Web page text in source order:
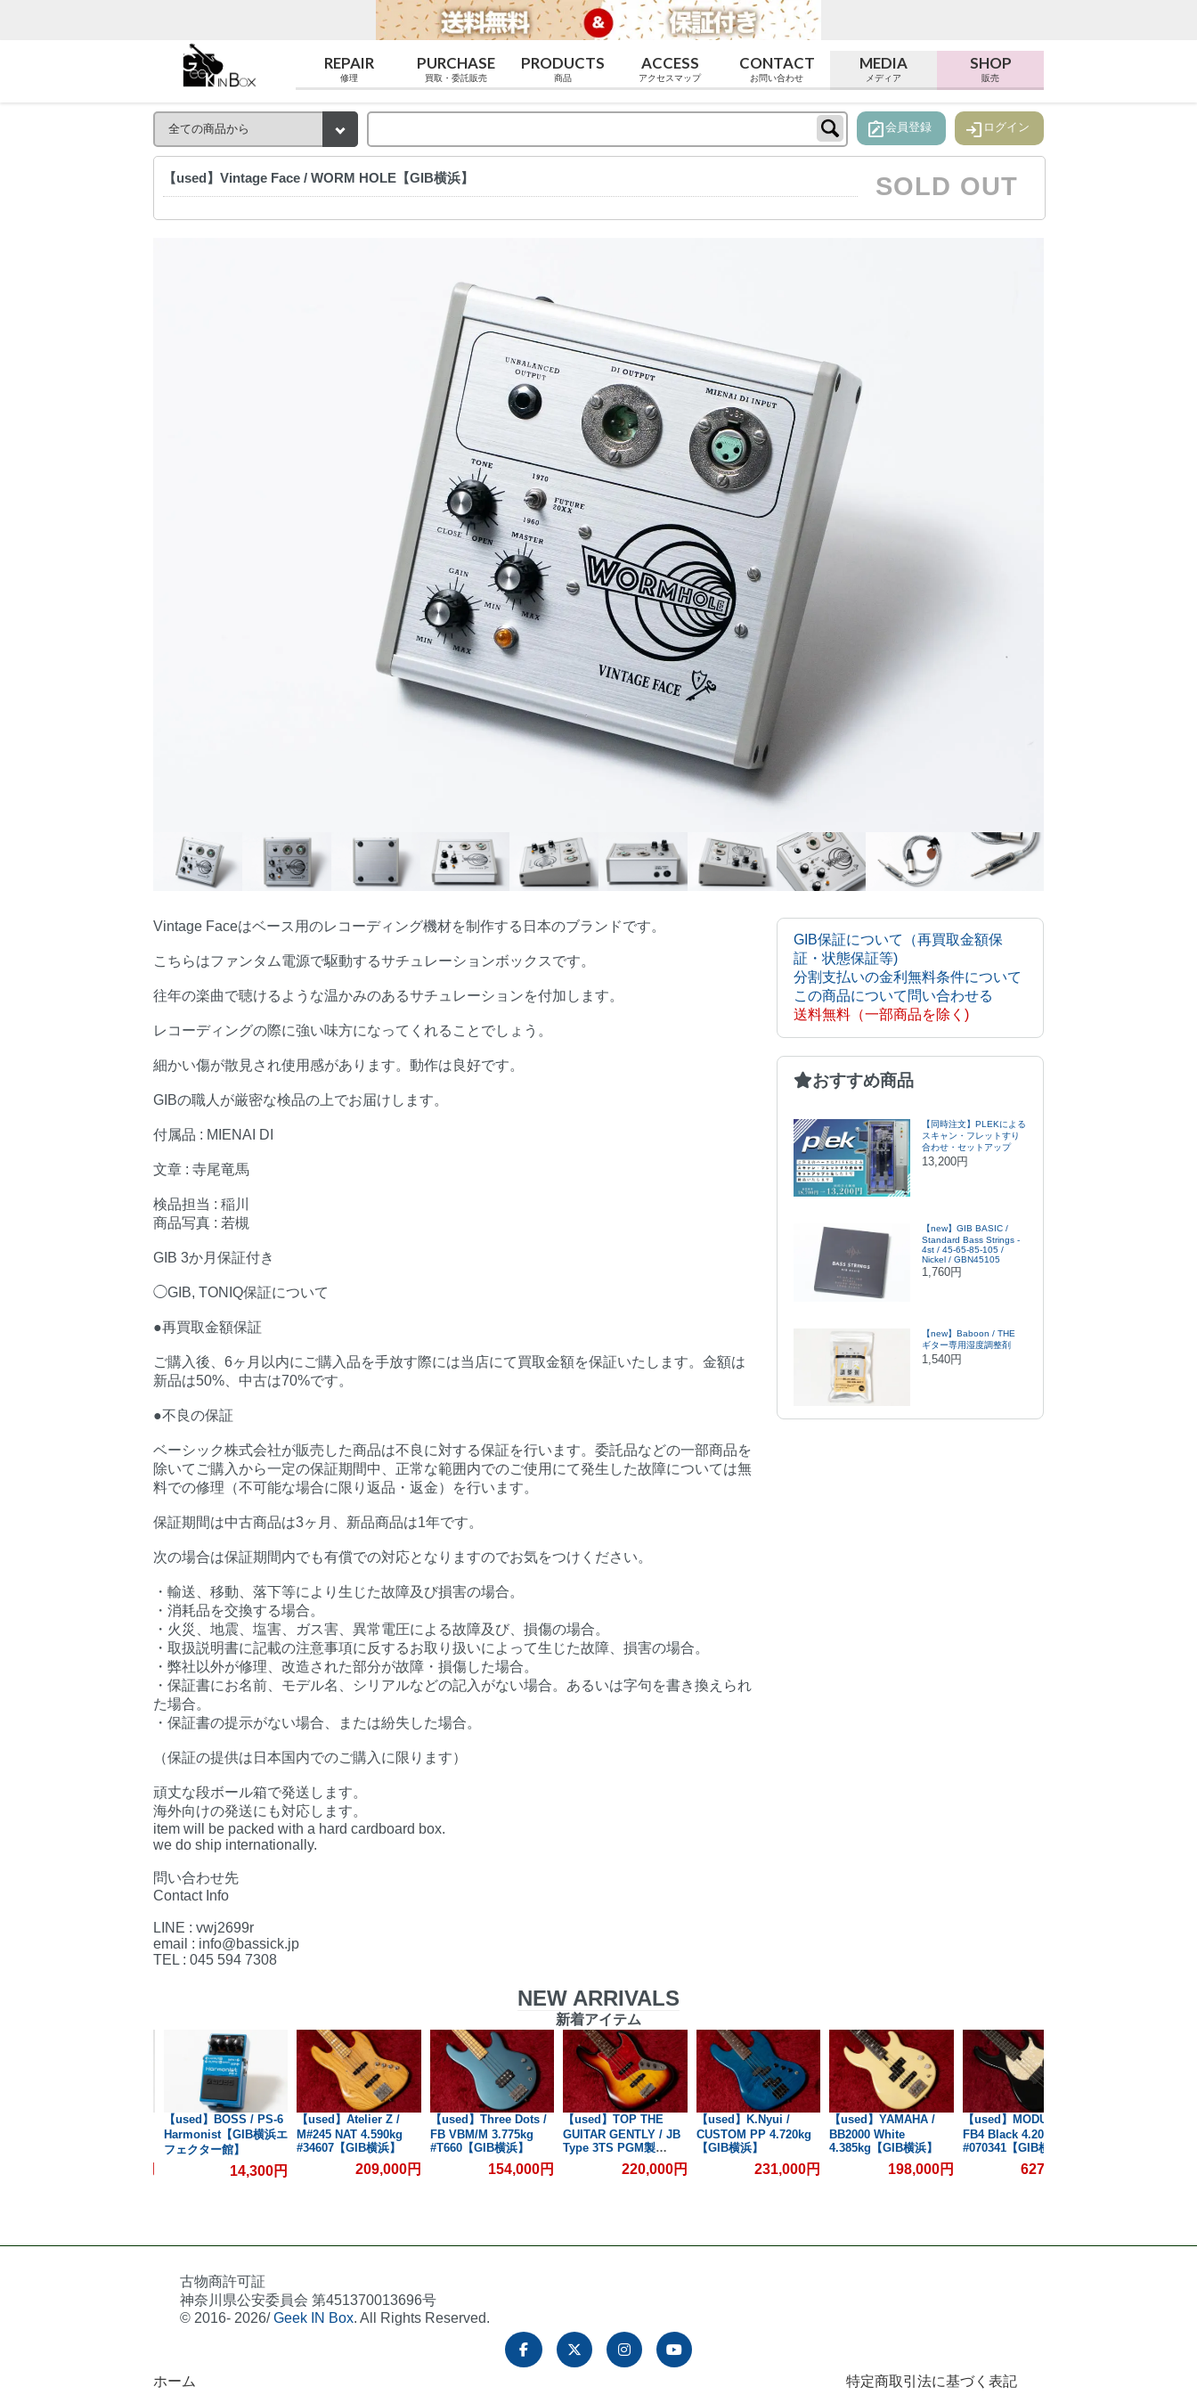
REPAIR
修理
PURCHASE
買取・委託販売
PRODUCTS
商品
ACCESS
アクセスマップ
CONTACT
お問い合わせ
MEDIA
メディア
SHOP
販売
note_alt会員登録 login ログイン
【used】Vintage Face / WORM HOLE【GIB横浜】 SOLD OUT
Vintage Faceはベース用のレコーディング機材を制作する日本のブランドです。
こちらはファンタム電源で駆動するサチュレーションボックスです。
往年の楽曲で聴けるような温かみのあるサチュレーションを付加します。
レコーディングの際に強い味方になってくれることでしょう。
細かい傷が散見され使用感があります。動作は良好です。
GIBの職人が厳密な検品の上でお届けします。
付属品 : MIENAI DI
文章 : 寺尾竜馬
検品担当 : 稲川
商品写真 : 若槻
GIB 3か月保証付き
◯GIB, TONIQ保証について
●再買取金額保証
ご購入後、6ヶ月以内にご購入品を手放す際には当店にて買取金額を保証いたします。金額は
新品は50%、中古は70%です。
●不良の保証
ベーシック株式会社が販売した商品は不良に対する保証を行います。委託品などの一部商品を
除いてご購入から一定の保証期間中、正常な範囲内でのご使用にて発生した故障については無
料での修理（不可能な場合に限り返品・返金）を行います。
保証期間は中古商品は3ヶ月、新品商品は1年です。
次の場合は保証期間内でも有償での対応となりますのでお気をつけください。
・輸送、移動、落下等により生じた故障及び損害の場合。
・消耗品を交換する場合。
・火災、地震、塩害、ガス害、異常電圧による故障及び、損傷の場合。
・取扱説明書に記載の注意事項に反するお取り扱いによって生じた故障、損害の場合。
・弊社以外が修理、改造された部分が故障・損傷した場合。
・保証書にお名前、モデル名、シリアルなどの記入がない場合。あるいは字句を書き換えられ
た場合。
・保証書の提示がない場合、または紛失した場合。
（保証の提供は日本国内でのご購入に限ります）
頑丈な段ボール箱で発送します。
海外向けの発送にも対応します。
item will be packed with a hard cardboard box.
we do ship internationally.
問い合わせ先
Contact Info
LINE : vwj2699r
email : info@bassick.jp
TEL : 045 594 7308
GIB保証について（再買取金額保
証・状態保証等)
分割支払いの金利無料条件について
この商品について問い合わせる
送料無料（一部商品を除く)
おすすめ商品
【同時注文】PLEKによる
スキャン・フレットすり
合わせ・セットアップ
13,200円
【new】GIB BASIC /
Standard Bass Strings -
4st / 45-65-85-105 /
Nickel / GBN45105
1,760円
【new】Baboon / THE
ギター専用湿度調整剤
1,540円
NEW ARRIVALS
新着アイテム
【used】BOSS / PS-6
Harmonist【GIB横浜エ
フェクター館】
14,300円
【used】Atelier Z /
M#245 NAT 4.590kg
#34607【GIB横浜】
209,000円
【used】Three Dots /
FB VBM/M 3.775kg
#T660【GIB横浜】
154,000円
【used】TOP THE
GUITAR GENTLY / JB
Type 3TS PGM製
FingerBoard 4.225kg
220,000円
【used】K.Nyui /
CUSTOM PP 4.720kg
【GIB横浜】
231,000円
【used】YAMAHA /
BB2000 White
4.385kg【GIB横浜】
198,000円
【used】MODULUS /
FB4 Black 4.200kg
#070341【GIB横浜】
627,000円
古物商許可証
神奈川県公安委員会 第451370013696号
© 2016- 2026/Geek IN Box. All Rights Reserved.
ホーム 特定商取引法に基づく表記